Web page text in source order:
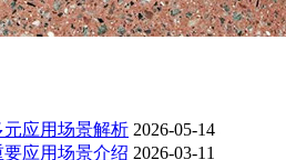
应用场景解析 2026-05-14
应用场景介绍 2026-03-11